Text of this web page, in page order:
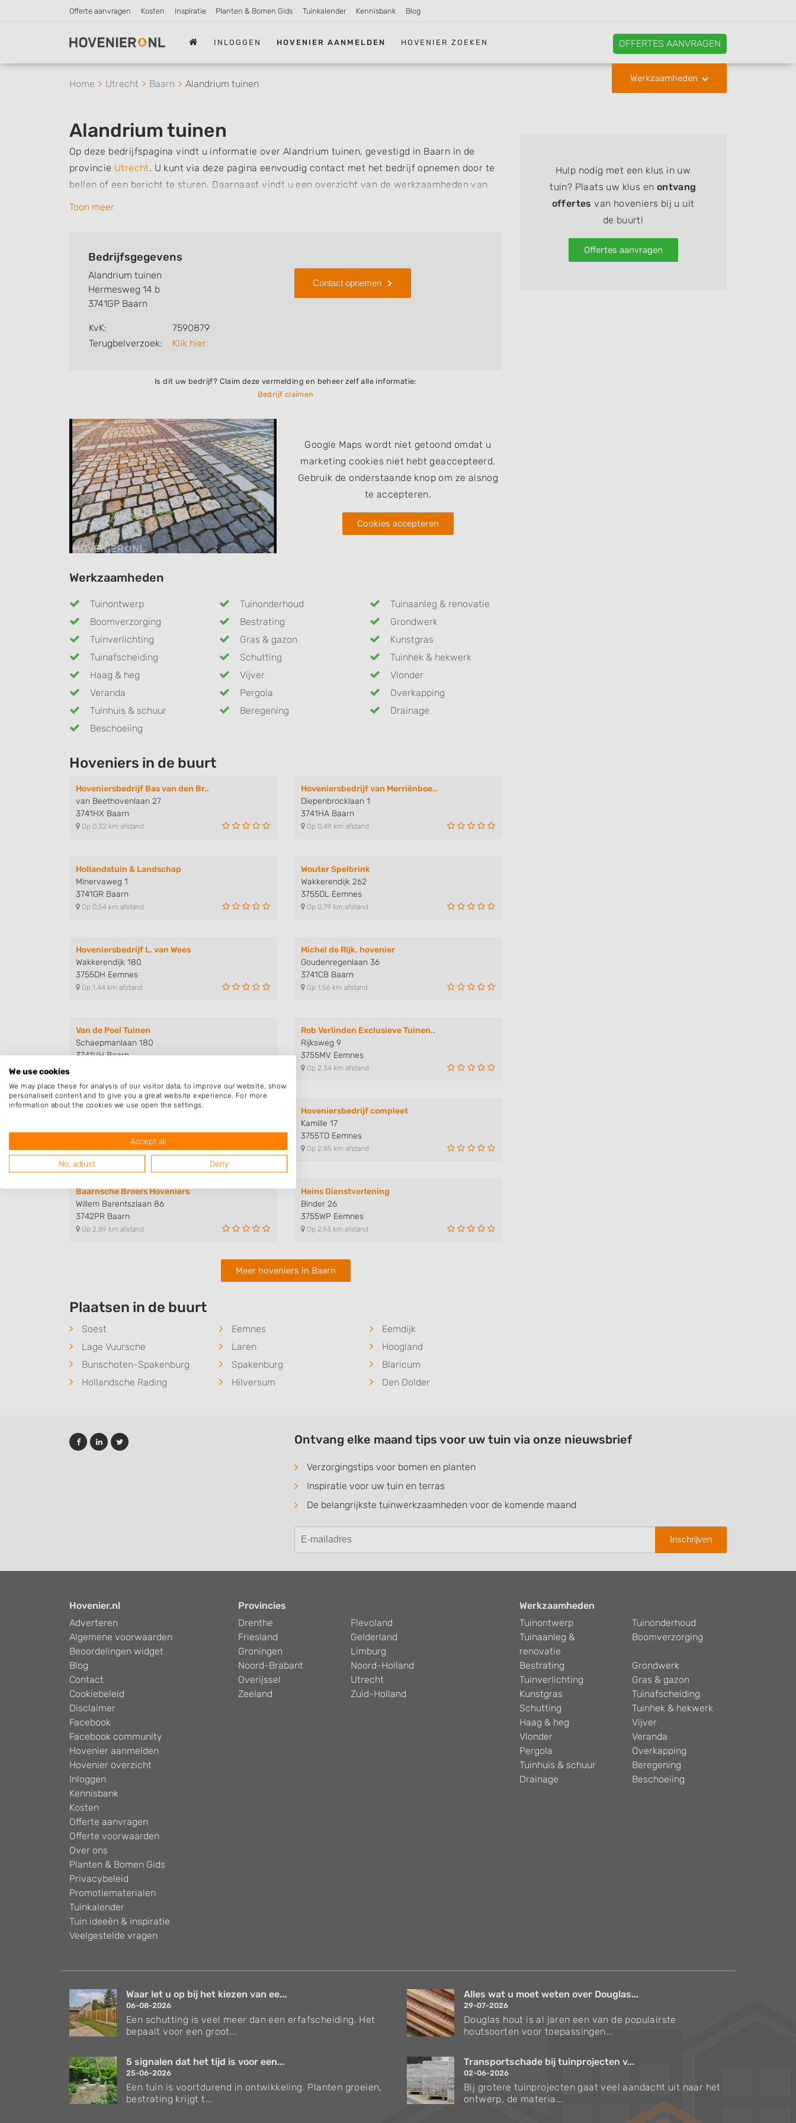
Offerte aanvragen Kosten Inspiratie Planten & Bomen Gids Tuinkalender Kennisbank Blog
INLOGGEN HOVENIER AANMELDEN HOVENIER ZOEKEN OFFERTES AANVRAGEN
Werkzaamheden
Home Utrecht Baarn Alandrium tuinen
Alandrium tuinen
Op deze bedrijfspagina vindt u informatie over Alandrium tuinen, gevestigd in Baarn in de
provincie Utrecht. U kunt via deze pagina eenvoudig contact met het bedrijf opnemen door te
bellen of een bericht te sturen. Daarnaast vindt u een overzicht van de werkzaamheden van
dit bedrijf, zo kunt u snel zien welke zaken Alandrium tuinen voor u kan verzorgen. Tenslotte
Toon meer
Bedrijfsgegevens
Alandrium tuinen
Hermesweg 14 b
3741GP Baarn
KvK:
7590879
Terugbelverzoek:
Klik hier
Contact opnemen
Is dit uw bedrijf? Claim deze vermelding en beheer zelf alle informatie:
Bedrijf claimen
Google Maps wordt niet getoond omdat u
marketing cookies niet hebt geaccepteerd.
Gebruik de onderstaande knop om ze alsnog
te accepteren.
Cookies accepteren
Werkzaamheden
Tuinontwerp Tuinonderhoud
Tuinaanleg & renovatie
Boomverzorging
Bestrating
Grondwerk
Tuinverlichting
Gras & gazon
Kunstgras
Tuinafscheiding
Schutting
Tuinhek & hekwerk
Haag & heg
Vijver
Vlonder
Veranda
Pergola
Overkapping
Tuinhuis & schuur
Beregening
Drainage
Beschoeiing
Hoveniers in de buurt
Hoveniersbedrijf Bas van den Br..
van Beethovenlaan 27
3741HX Baarn
Op 0,32 km afstand
Hoveniersbedrijf van Merriënboe..
Diepenbrocklaan 1
3741HA Baarn
Op 0,49 km afstand
Hollandstuin & Landschap
Minervaweg 1
3741GR Baarn
Op 0,54 km afstand
Wouter Spelbrink
Wakkerendijk 262
3755DL Eemnes
Op 0,79 km afstand
Hoveniersbedrijf L. van Wees
Wakkerendijk 180
3755DH Eemnes
Op 1,44 km afstand
Michel de Rijk, hovenier
Goudenregenlaan 36
3741CB Baarn
Op 1,56 km afstand
Van de Poel Tuinen
Schaepmanlaan 180
3741VH Baarn
Rob Verlinden Exclusieve Tuinen..
Rijksweg 9
3755MV Eemnes
Op 2,34 km afstand
Bleekemolen Bomen
3755MV Eemnes
Op 2,38 km afstand
Hoveniersbedrijf compleet
Kamille 17
3755TD Eemnes
Op 2,85 km afstand
Baarnsche Broers Hoveniers
Willem Barentszlaan 86
3742PR Baarn
Op 2,89 km afstand
Heins Dienstverlening
Binder 26
3755WP Eemnes
Op 2,93 km afstand
Meer hoveniers in Baarn
Plaatsen in de buurt
Soest Eemnes
Eemdijk
Lage Vuursche
Laren
Hoogland
Bunschoten-Spakenburg
Spakenburg
Blaricum
Hollandsche Rading
Hilversum Den Dolder
Hulp nodig met een klus in uw
tuin? Plaats uw klus en ontvang
offertes van hoveniers bij u uit
de buurt!
Offertes aanvragen
Ontvang elke maand tips voor uw tuin via onze nieuwsbrief
Verzorgingstips voor bomen en planten
Inspiratie voor uw tuin en terras
De belangrijkste tuinwerkzaamheden voor de komende maand
Inschrijven
Hovenier.nl
Adverteren
Algemene voorwaarden
Beoordelingen widget
Blog
Contact
Cookiebeleid
Disclaimer
Facebook
Facebook community
Hovenier aanmelden
Hovenier overzicht
Inloggen
Kennisbank
Kosten
Offerte aanvragen
Offerte voorwaarden
Over ons
Planten & Bomen Gids
Privacybeleid
Promotiematerialen
Tuinkalender
Tuin ideeën & inspiratie
Veelgestelde vragen
Provincies
Drenthe
Flevoland
Friesland
Gelderland
Groningen
Limburg
Noord-Brabant
Noord-Holland
Overijssel
Utrecht
Zeeland
Zuid-Holland
Werkzaamheden
Tuinontwerp
Tuinonderhoud
Tuinaanleg &
renovatie
Boomverzorging
Bestrating
Grondwerk
Tuinverlichting
Gras & gazon
Kunstgras
Tuinafscheiding
Schutting
Tuinhek & hekwerk
Haag & heg
Vijver
Vlonder
Veranda
Pergola
Overkapping
Tuinhuis & schuur
Beregening
Drainage
Beschoeiing
Waar let u op bij het kiezen van ee...
06-08-2026
Een schutting is veel meer dan een erfafscheiding. Het
bepaalt voor een groot...
Alles wat u moet weten over Douglas...
29-07-2026
Douglas hout is al jaren een van de populairste
houtsoorten voor toepassingen...
5 signalen dat het tijd is voor een...
25-06-2026
Een tuin is voortdurend in ontwikkeling. Planten groeien,
bestrating krijgt t...
Transportschade bij tuinprojecten v...
02-06-2026
Bij grotere tuinprojecten gaat veel aandacht uit naar het
ontwerp, de materia...
We use cookies
We may place these for analysis of our visitor data, to improve our website, show
personalised content and to give you a great website experience. For more
information about the cookies we use open the settings.
Accept all
No, adjust Deny